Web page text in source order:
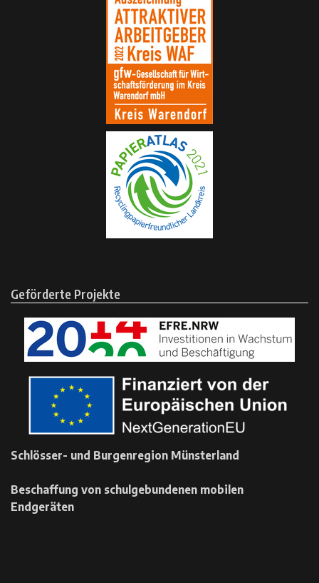
Geförderte Projekte
Schlösser- und Burgenregion Münsterland
Beschaffung von schulgebundenen mobilen
Endgeräten